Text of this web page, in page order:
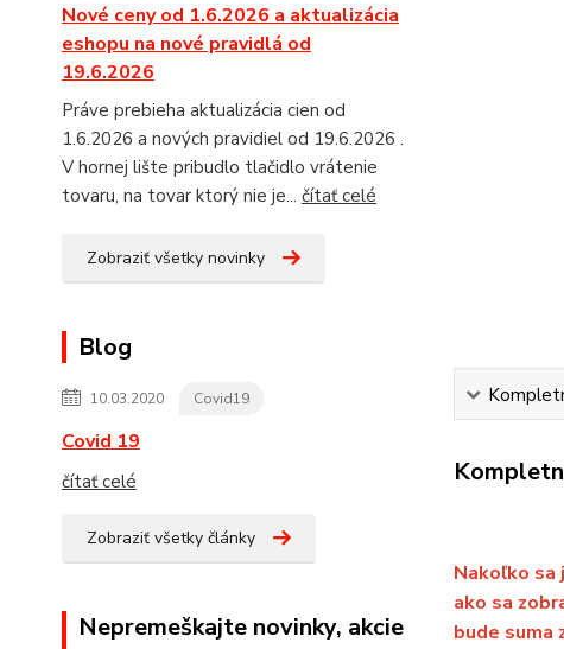
Nové ceny od 1.6.2026 a aktualizácia
eshopu na nové pravidlá od
19.6.2026
Práve prebieha aktualizácia cien od
1.6.2026 a nových pravidiel od 19.6.2026 .
V hornej lište pribudlo tlačidlo vrátenie
tovaru, na tovar ktorý nie je... čítať celé
Zobraziť všetky novinky
Blog
10.03.2020 Covid19
Covid 19
čítať celé
Zobraziť všetky články
Nepremeškajte novinky, akcie
Nakoľko
ako sa
bude suma